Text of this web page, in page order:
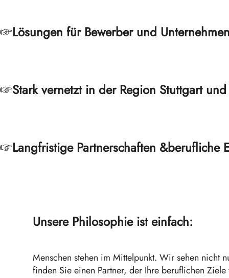
Lösungen für Bewerber und Unternehmen
Stark vernetzt in der Region Stuttgart
Langfristige Partnerschaften &berufliche
Unsere Philosophie ist einfach:
Menschen stehen im Mittelpunkt. Wir sehen nicht
finden Sie einen Partner, der Ihre beruflichen Ziele